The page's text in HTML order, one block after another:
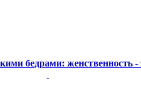
бедрами: женственность -